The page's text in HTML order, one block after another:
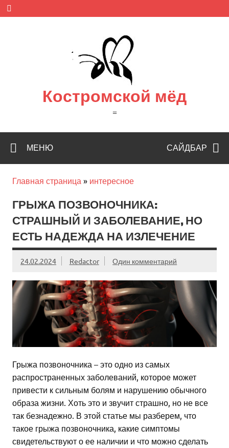
Skip
content
Костромской мёд
=
САЙДБАР
МЕНЮ
Главная страница » интересное
ГРЫЖА ПОЗВОНОЧНИКА:
СТРАШНЫЙ И ЗАБОЛЕВАНИЕ, НО
ЕСТЬ НАДЕЖДА НА ИЗЛЕЧЕНИЕ
24.02.2024 Redactor Один комментарий
Грыжа позвоночника – это одно из самых
распространенных заболеваний, которое может
привести к сильным болям и нарушению обычного
образа жизни. Хоть это и звучит страшно, но не все
так безнадежно. В этой статье мы разберем, что
такое грыжа позвоночника, какие симптомы
свидетельствуют о ее наличии и что можно сделать